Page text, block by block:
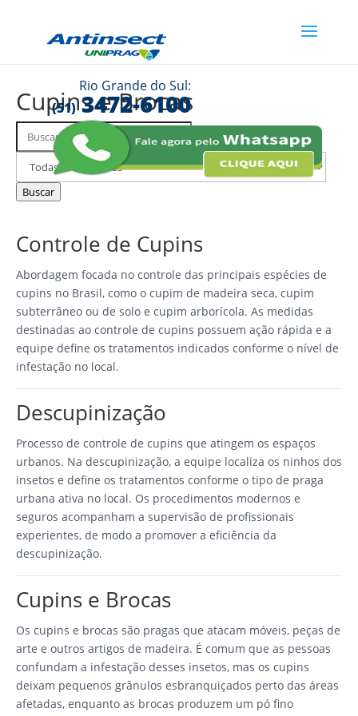
Rio Grande do Sul:
(51)3472-6100
Cupins e Brocas
Buscar
FAQs
Filtrar
por
categoria
Buscar
Controle de Cupins
Abordagem focada no controle das principais espécies de
cupins no Brasil, como o cupim de madeira seca, cupim
subterrâneo ou de solo e cupim arborícola. As medidas
destinadas ao controle de cupins possuem ação rápida e a
equipe define os tratamentos indicados conforme o nível de
infestação no local.
Descupinização
Processo de controle de cupins que atingem os espaços
urbanos. Na descupinização, a equipe localiza os ninhos dos
insetos e define os tratamentos conforme o tipo de praga
urbana ativa no local. Os procedimentos modernos e
seguros acompanham a supervisão de profissionais
experientes, de modo a promover a eficiência da
descupinização.
Cupins e Brocas
Os cupins e brocas são pragas que atacam móveis, peças de
arte e outros artigos de madeira. É comum que as pessoas
confundam a infestação desses insetos, mas os cupins
deixam pequenos grânulos esbranquiçados perto das áreas
afetadas, enquanto as brocas produzem um pó fino